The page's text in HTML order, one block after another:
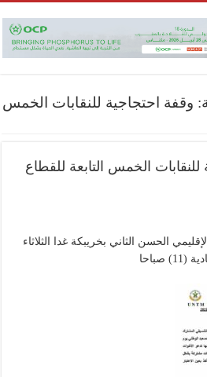
وقفة احتجاجية للنقابات الخمس
الخمس التابعة للقطاع
الحسن الثاني بخريبكة غدا الثلاثاء